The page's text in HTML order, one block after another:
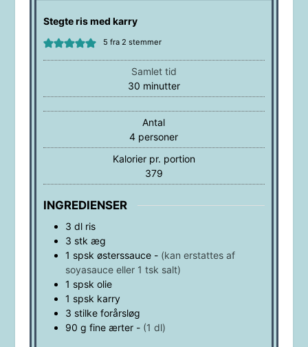
Stegte ris med karry
5 fra 2 stemmer
Samlet tid
30minutter
minutter
Antal
4 personer
Kalorier pr. portion
379
INGREDIENSER
3 dl ris
3 stk æg
1 spsk østerssauce- (kan erstattes af
soyasauce eller 1 tsk salt)
1 spsk olie
1 spsk karry
3 stilke forårsløg
90 g fine ærter- (1 dl)